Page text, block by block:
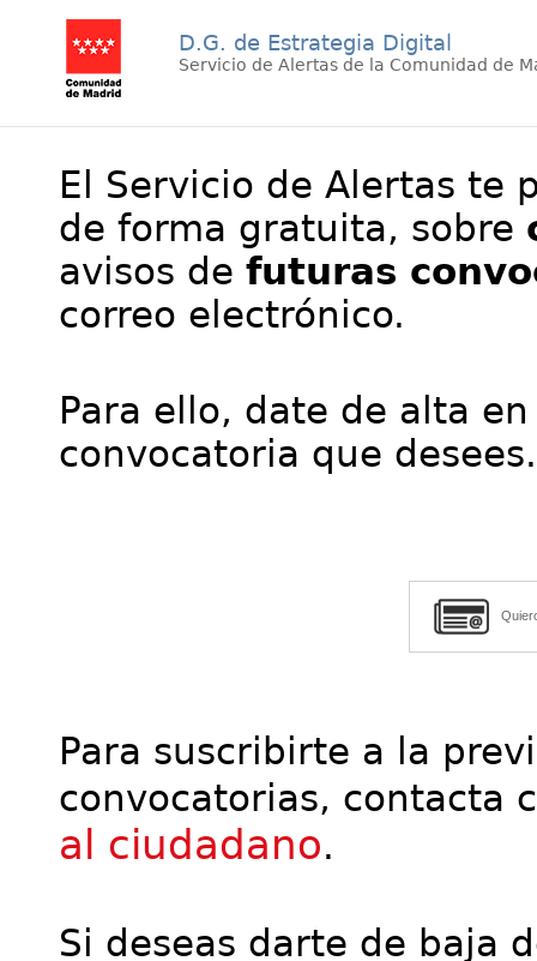
D.G. de Estrategia Digital
Servicio de Alertas de la Comunidad de
El Servicio de Alertas te
de forma gratuita, sobre
avisos de futuras
correo electrónico.
Para ello, date de alta
convocatoria que desees.
Para suscribirte a la
convocatorias, contacta
al ciudadano.
Si deseas darte de baja